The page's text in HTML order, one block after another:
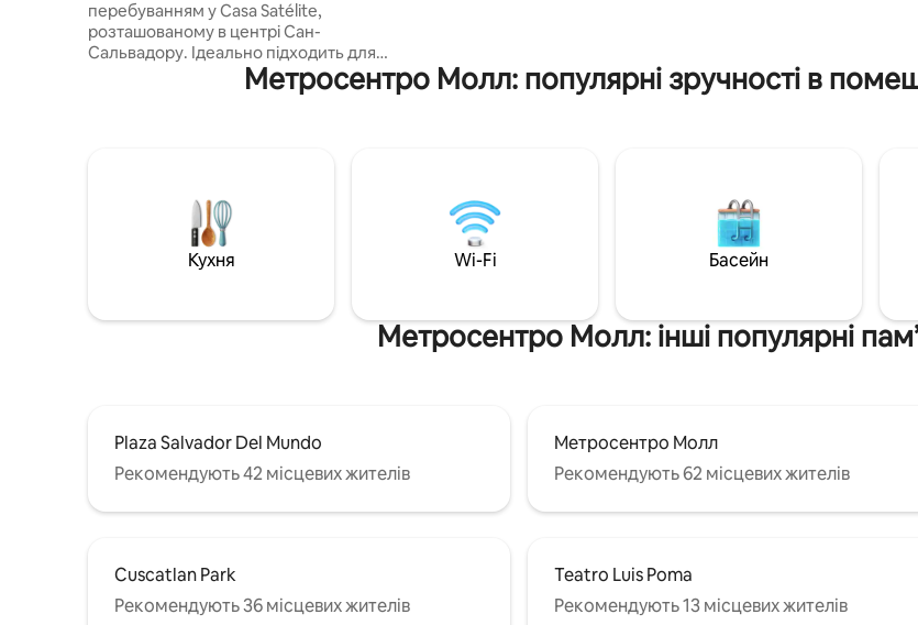
перебуванням у Casa Satélite,
розташованому в центрі Сан-
Сальвадору. Ідеально підходить для
тих, хто бажає відпочити, попрацювати
або пожити кілька днів у приватному та
протягом усього перебування. У ньому
є: 🛏️ Зручне ліжко 🚿 Окрема ванна
кімната з гарячою водою 📶 Стабільний
Wi-Fi (ідеально підходить для
іншого...
особливими потребами
Метросентро Молл: популярні зручності в
Кухня Wi-Fi Басейн
Метросентро Молл: інші популярні
Plaza Salvador Del Mundo
Рекомендують 42 місцевих жителів
Метросентро Молл
Рекомендують 62 місцевих жителів
Cuscatlan Park
Рекомендують 36 місцевих жителів
Teatro Luis Poma
Рекомендують 13 місцевих жителів